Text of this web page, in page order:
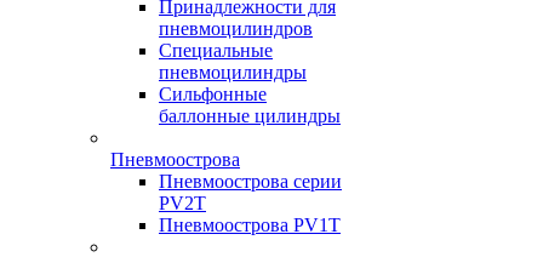
Принадлежности для
пневмоцилиндров
Специальные
пневмоцилиндры
Сильфонные
баллонные цилиндры
Пневмоострова
Пневмоострова серии
PV2T
Пневмоострова PV1T